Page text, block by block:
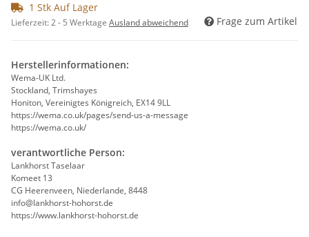
1 Stk Auf Lager
Lieferzeit:2 - 5 Werktage Ausland abweichend Frage zum Artikel
Herstellerinformationen:
Wema-UK Ltd.
Stockland, Trimshayes
Honiton, Vereinigtes Königreich, EX14 9LL
https://wema.co.uk/pages/send-us-a-message
https://wema.co.uk/
verantwortliche Person:
Lankhorst Taselaar
Komeet 13
CG Heerenveen, Niederlande, 8448
info@lankhorst-hohorst.de
https://www.lankhorst-hohorst.de